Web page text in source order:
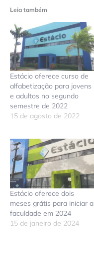
Leia também
Estácio oferece curso de
alfabetização para jovens
e adultos no segundo
semestre de 2022
15 de agosto de 2022
Estácio oferece dois
meses grátis para iniciar a
faculdade em 2024
15 de janeiro de 2024